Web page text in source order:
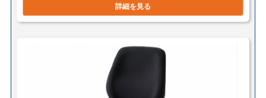
詳細を見る